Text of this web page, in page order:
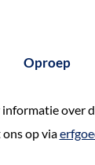
Oproep
over
op via